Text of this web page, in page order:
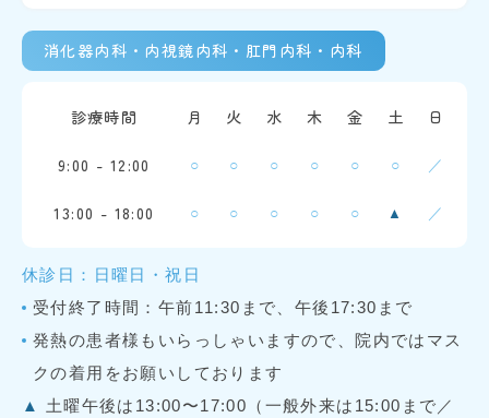
消化器内科・内視鏡内科・肛門内科・内科
診療時間 月 火 水 木 金 土 日
9:00 - 12:00 ○ ○ ○ ○ ○ ○ ／
13:00 - 18:00 ○ ○ ○ ○ ○ ▲ ／
休診日：日曜日・祝日
受付終了時間：午前11:30まで、午後17:30まで
発熱の患者様もいらっしゃいますので、院内ではマス
クの着用をお願いしております
▲
土曜午後は13:00〜17:00（一般外来は15:00まで／